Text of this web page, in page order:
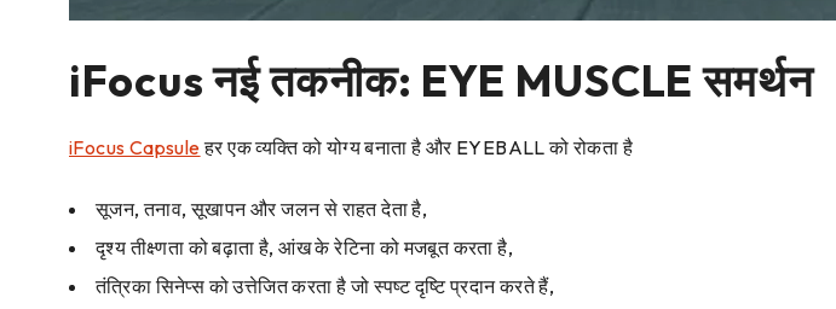
iFocus नई तकनीक: EYE MUSCLE समर्थन
iFocus Capsuleहर एक व्यक्ति को योग्य बनाता है और EYEBALL को रोकता है
सूजन, तनाव, सूखापन और जलन से राहत देता है,
दृश्य तीक्ष्णता को बढ़ाता है, आंख के रेटिना को मजबूत करता है,
तंत्रिका सिनेप्स को उत्तेजित करता है जो स्पष्ट दृष्टि प्रदान करते हैं,